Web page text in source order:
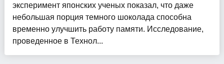
эксперимент японских ученых показал, что даже
небольшая порция темного шоколада способна
временно улучшить работу памяти. Исследование,
проведенное в Технол...